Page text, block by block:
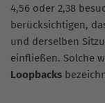
4,56 oder 2,38
berücksichtigen,
und derselben
einfließen. Solche
Loopbacks